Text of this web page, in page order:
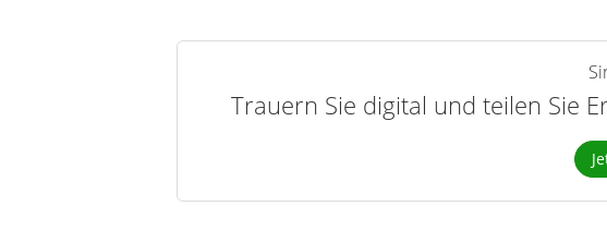
Trauern Sie digital und teilen Sie